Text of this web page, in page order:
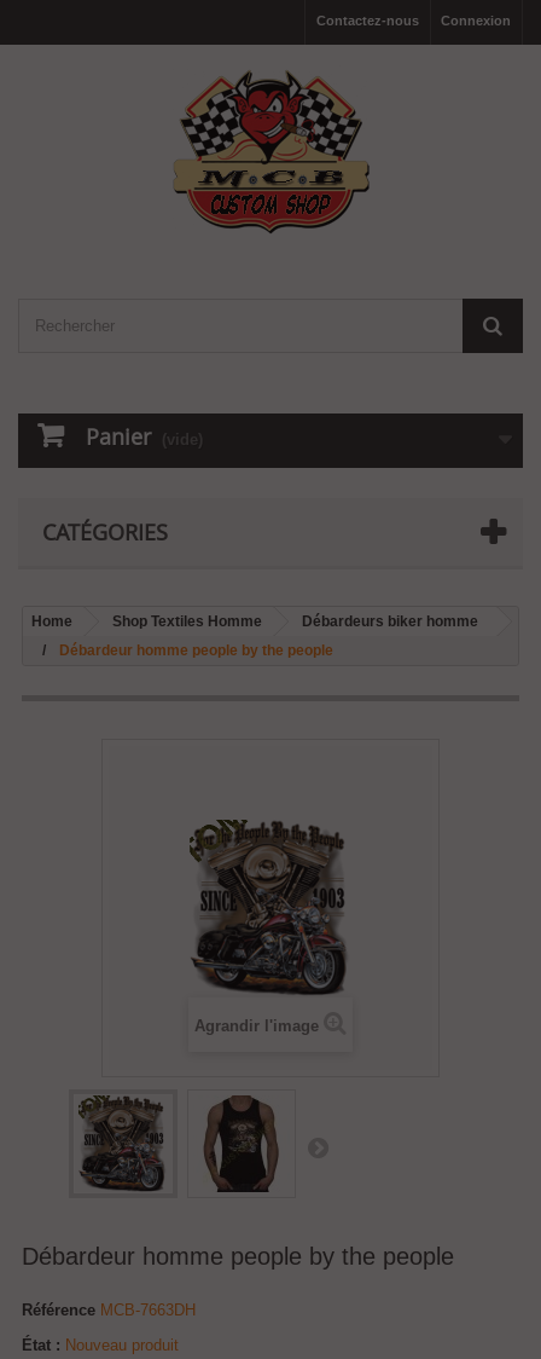
Connexion
Contactez-nous
Panier (vide)
CATÉGORIES
Home Shop Textiles Homme
Débardeurs biker homme
Débardeur homme people by the people
Agrandir l'image
Débardeur homme people by the people
Référence MCB-7663DH
État : Nouveau produit